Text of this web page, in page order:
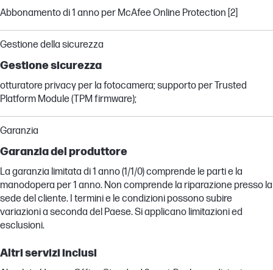
Abbonamento di 1 anno per McAfee Online Protection [2]
Gestione della sicurezza
Gestione sicurezza
otturatore privacy per la fotocamera; supporto per Trusted
Platform Module (TPM firmware);
Garanzia
Garanzia del produttore
La garanzia limitata di 1 anno (1/1/0) comprende le parti e la
manodopera per 1 anno. Non comprende la riparazione presso la
sede del cliente. I termini e le condizioni possono subire
variazioni a seconda del Paese. Si applicano limitazioni ed
esclusioni.
Altri servizi inclusi